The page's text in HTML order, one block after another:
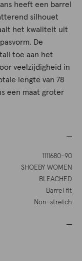
heeft een barrel
silhouet
het kwaliteit uit
De
toe aan het
veelzijdigheid in
lengte van 78
een maat groter
1111680-90
SHOEBY WOMEN
BLEACHED
Barrel fit
Non-stretch